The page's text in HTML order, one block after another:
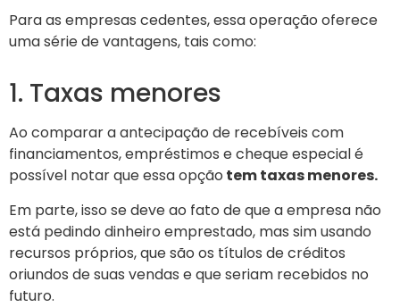
Para as empresas cedentes, essa operação oferece
uma série de vantagens, tais como:
1. Taxas menores
Ao comparar a antecipação de recebíveis com
financiamentos, empréstimos e cheque especial é
possível notar que essa opção tem taxas menores.
Em parte, isso se deve ao fato de que a empresa não
está pedindo dinheiro emprestado, mas sim usando
recursos próprios, que são os títulos de créditos
oriundos de suas vendas e que seriam recebidos no
futuro.